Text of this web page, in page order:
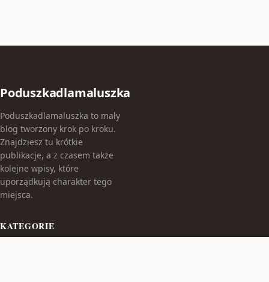
Poduszkadlamaluszka
Poduszkadlamaluszka to mały
blog tworzony krok po kroku.
Znajdziesz tu krótkie
publikacje, a z czasem także
kolejne wpisy, które
uporządkują charakter tego
miejsca.
KATEGORIE